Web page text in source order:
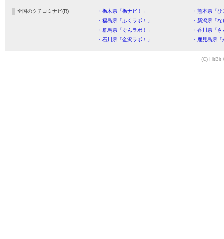
全国のクチコミナビ(R) ・栃木県「栃ナビ！」
・熊本県「
・福島県「ふくラボ！」
・新潟県「
・群馬県「ぐんラボ！」
・香川県「
・石川県「金沢ラボ！」
・鹿児島県
(C) HitBit